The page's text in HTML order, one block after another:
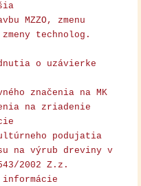
MZZO, zmenu
technolog.
o uzávierke
značenia na MK
na zriadenie
podujatia
na výrub dreviny v
2002 Z.z.